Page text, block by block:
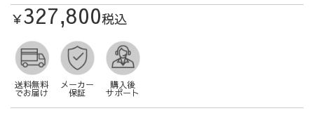
￥327,800税込
送料無料
でお届け
メーカー
保証
購入後
サポート